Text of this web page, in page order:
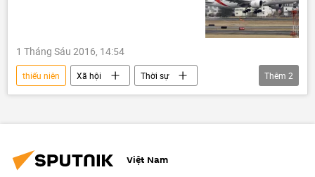
1 Tháng Sáu 2016, 14:54
thiếu niên Xã hội
Thời sự
Dubai
Trung Quốc ăn xin
Thêm 2
Việt Nam